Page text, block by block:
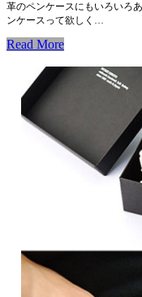
革のペンケースにもいろいろ
ンケースって欲しく…
Read More